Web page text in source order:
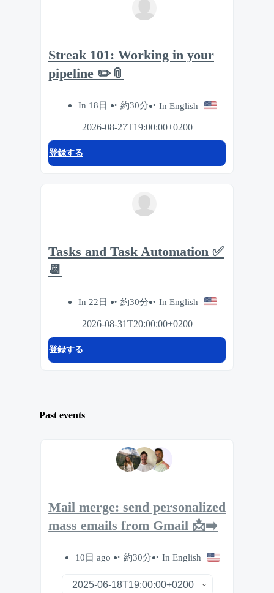
Streak 101: Working in your
pipeline ✏️📎
In 18日 約30分 In English
2026-08-27T19:00:00+0200
登録する
Tasks and Task Automation ✅
📆
In 22日 約30分 In English
2026-08-31T20:00:00+0200
登録する
Past events
Mail merge: send personalized
mass emails from Gmail 📩➡️
10日 ago 約30分 In English